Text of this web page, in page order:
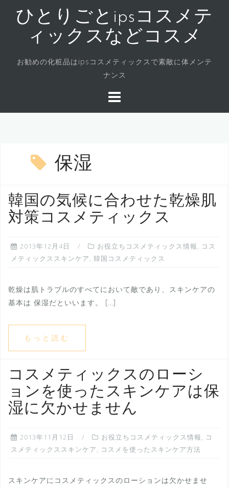
ッ
ひとりごとipsコスメテ
ィックスなどコスメ
お勧めの化粧品はipsコスメティックスで素敵に体メンテ
ナンス
保湿
韓国の気候に合わせた乾燥肌
対策コスメティックス
2013年12月4日 お役立ちコスメティックス情報, コス
メティックススキンケア, 韓国コスメティックス
乾燥は肌トラブルのすべてにおいて敵であり、スキンケアの
基本は 保湿だといいます。 […]
もっと読む
コスメティックスのローシ
ョンを使ったスキンケアは保
湿に欠かせません
2013年11月12日 お役立ちコスメティックス情報, コ
スメティックススキンケア, コスメを使ったスキンケア方法
スキンケアにコスメティックスのローションは欠かせませ